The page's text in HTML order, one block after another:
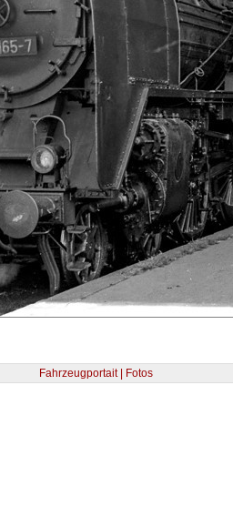
Fahrzeugportait | Fotos